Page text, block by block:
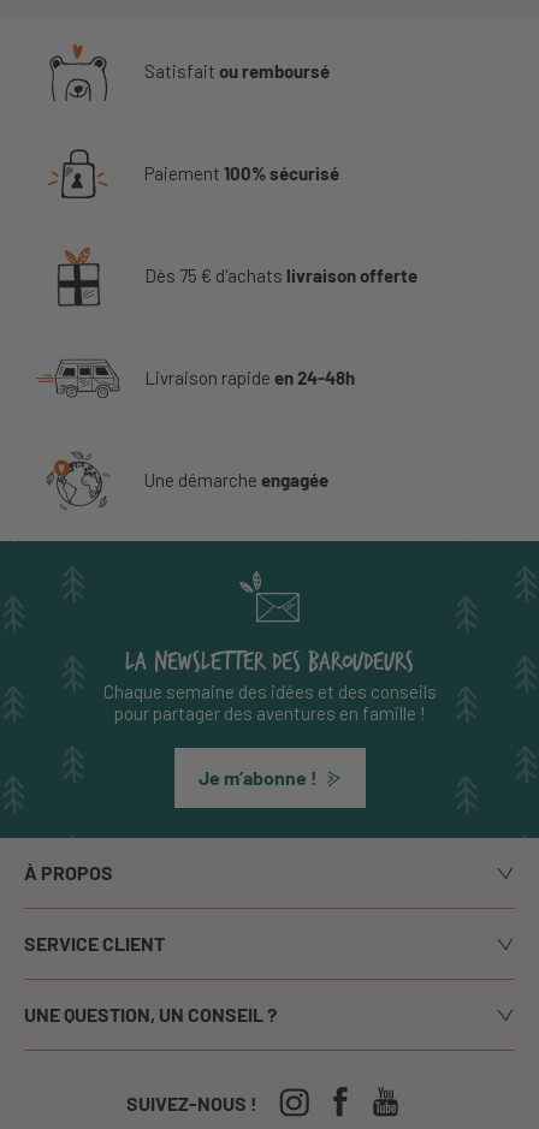
Satisfait ou remboursé
Paiement 100% sécurisé
Dès 75 € d'achats livraison offerte
Livraison rapide en 24-48h
Une démarche engagée
LA NEWSLETTER DES BAROUDEURS
Chaque semaine des idées et des conseils
pour partager des aventures en famille !
Je m’abonne !
À PROPOS
Notre histoire
Le blog
Nos marques
La presse en parle
Nos Festivals
SERVICE CLIENT
Livraison
Paiement sécurisé
Echanges / Retours
UNE QUESTION, UN CONSEIL ?
Appelez-nous du lundi au vendredi de 9h00 à 17h00
04-50-63-93-44
SUIVEZ-NOUS !